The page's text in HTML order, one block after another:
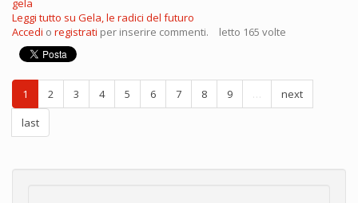
gela
Leggi tutto su Gela, le radici del futuro
Accedi o registrati per inserire commenti. letto 165 volte
1 2 3 4 5 6 7 8 9 …
next
last